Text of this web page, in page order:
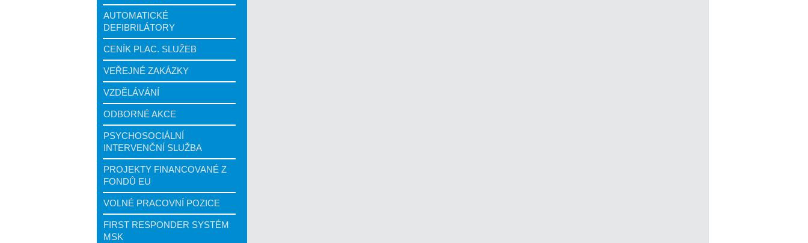
AUTOMATICKÉ
DEFIBRILÁTORY
CENÍK PLAC. SLUŽEB
VEŘEJNÉ ZAKÁZKY
VZDĚLÁVÁNÍ
ODBORNÉ AKCE
PSYCHOSOCIÁLNÍ
INTERVENČNÍ SLUŽBA
PROJEKTY FINANCOVANÉ Z
FONDŮ EU
VOLNÉ PRACOVNÍ POZICE
FIRST RESPONDER SYSTÉM
MSK